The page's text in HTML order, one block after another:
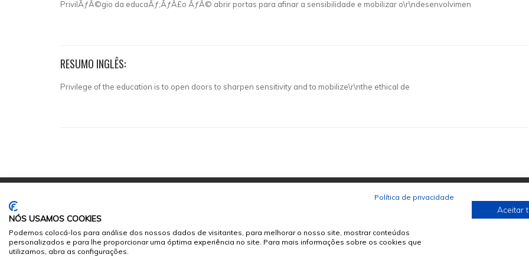
PrivilÃƒÂ©gio da educaÃƒ;ÃƒÂ£o ÃƒÂ© abrir portas para afinar a sensibilidade e mobilizar o\r\ndesenvolvimen
RESUMO INGLÊS:
Privilege of the education is to open doors to sharpen sensitivity and to mobilize\r\nthe ethical de
© 2026Sumários.org. Todos os Direitos Reservados
Desenvolvido por
Política de privacidade
NÓS USAMOS COOKIES
Podemos colocá-los para análise dos nossos dados de visitantes, para melhorar o nosso site, mostrar conteúdos
personalizados e para lhe proporcionar uma óptima experiência no site. Para mais informações sobre os cookies que
utilizamos, abra as configurações.
Aceitar